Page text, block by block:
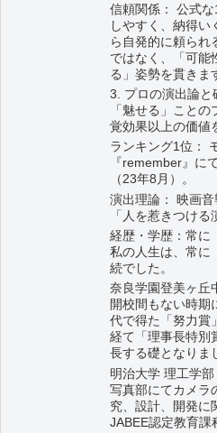
信頼関係： 公式
しやすく、納得い
ら自発的に頼られ
ではなく、「可能
る」姿勢を貫きま
3. プロの演出論と
「魅せる」こと
覚効果以上の価値
ランキング1位：
『remember』に
（23年8月）。
演出理論： 映画
「人を惹きつける
経歴・学歴：常に
私の人生は、常に
続でした。
奈良学園登美ヶ丘
開校間もない時期
代で得た「努力賞
経て「理事長特別
長する礎となりま
明治大学 理工学部
写真部にてカメラ
究、設計、開発に
JABEE認定教育課